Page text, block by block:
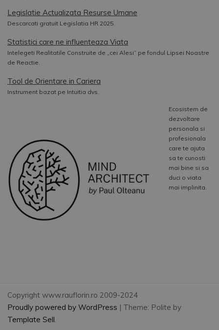
Legislatie Actualizata Resurse Umane
Descarcati gratuit Legislatia HR 2025.
Statistici care ne influenteaza Viata
Intelegeti Realitatile Construite de „cei Alesi” pe fondul Lipsei Noastre
de Reactie.
Tool de Orientare in Cariera
Instrument bazat pe Intuitia dvs.
Ecosistem de
dezvoltare
personala si
profesionala
care te ajuta
sa te cunosti
mai bine si sa
duci o viata
mai implinita.
Copyright www.rauflorin.ro 2009-2024
Proudly powered by WordPress | Theme: Polite by
Template Sell.